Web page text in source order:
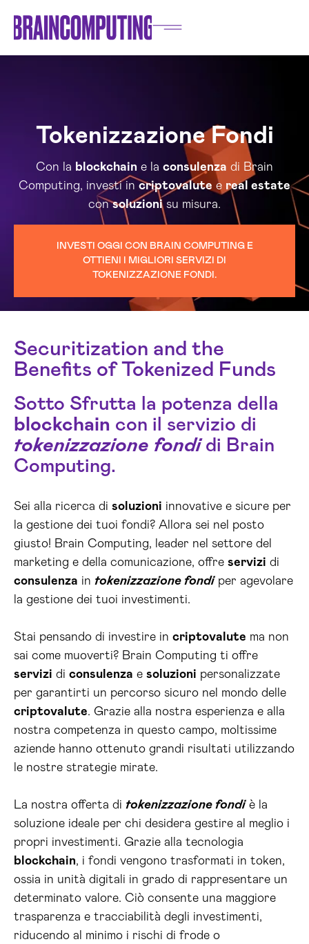
Tokenizzazione Fondi
Con la blockchain e la consulenza di Brain
Computing, investi in criptovalute e real estate
consoluzionisu misura.
INVESTI OGGI CON BRAIN COMPUTING E
OTTIENI I MIGLIORI SERVIZI DI
TOKENIZZAZIONE FONDI.
Securitization and the
Benefits of Tokenized Funds
Sotto Sfrutta la potenza della
blockchain con il servizio di
tokenizzazione fondidi Brain
Computing.
Sei alla ricerca di soluzioni innovative e sicure per
la gestione dei tuoi fondi? Allora sei nel posto
giusto! Brain Computing, leader nel settore del
marketing e della comunicazione, offre servizi di
consulenza in tokenizzazione fondiper agevolare
la gestione dei tuoi investimenti.
Stai pensando di investire in criptovalute ma non
sai come muoverti? Brain Computing ti offre
servizi di consulenza e soluzioni personalizzate
per garantirti un percorso sicuro nel mondo delle
criptovalute. Grazie alla nostra esperienza e alla
nostra competenza in questo campo, moltissime
aziende hanno ottenuto grandi risultati utilizzando
le nostre strategie mirate.
La nostra offerta di tokenizzazione fondiè la
soluzione ideale per chi desidera gestire al meglio i
propri investimenti. Grazie alla tecnologia
blockchain, i fondi vengono trasformati in token,
ossia in unità digitali in grado di rappresentare un
determinato valore. Ciò consente una maggiore
trasparenza e tracciabilità degli investimenti,
riducendo al minimo i rischi di frode o